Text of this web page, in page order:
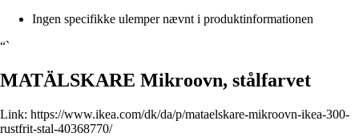
Ingen specifikke ulemper nævnt i produktinformationen
“`
MATÄLSKARE Mikroovn, stålfarvet
Link: https://www.ikea.com/dk/da/p/mataelskare-mikroovn-ikea-300-
rustfrit-stal-40368770/